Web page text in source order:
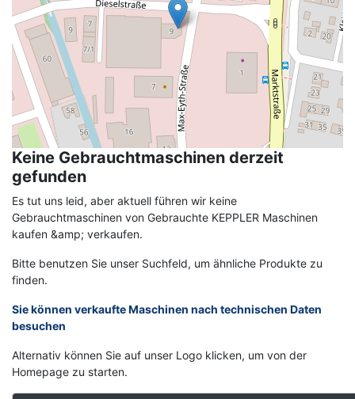
Keine Gebrauchtmaschinen derzeit
gefunden
Es tut uns leid, aber aktuell führen wir keine
Gebrauchtmaschinen von Gebrauchte KEPPLER Maschinen
kaufen &amp; verkaufen.
Bitte benutzen Sie unser Suchfeld, um ähnliche Produkte zu
finden.
Sie können verkaufte Maschinen nach technischen Daten
besuchen
Alternativ können Sie auf unser Logo klicken, um von der
Homepage zu starten.